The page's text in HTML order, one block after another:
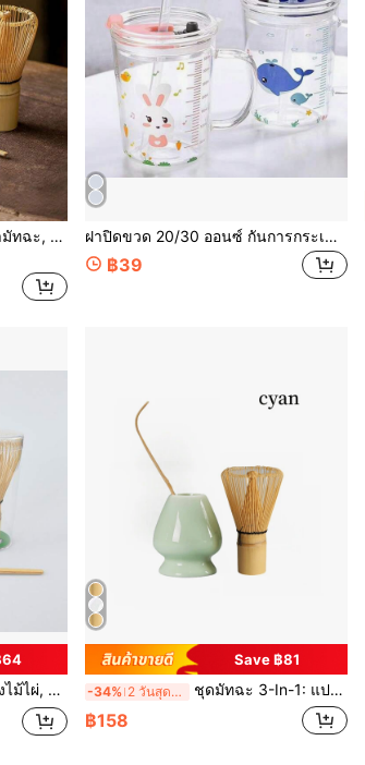
ชุดอุปกรณ์และเครื่องมือชงชามัทฉะ, ตัวผสมผงชามัทฉะทำมือไม้ไผ่, ช้อนชามัทฉะ และพายชา สำหรับผู้หลงใหลในชา ใช้ในครัวเรือน และร้านอาหาร, ของขวัญสำหรับเพื่อน แฟน แฟนสาว วันแม่ ฝาปิดขวด 20/30 ออนซ์ กันการกระเด็นและหกเรียบง่าย พลาสติก สำหรับแก้ว Ozark Trail RTIC Tumbler หลายสี
฿39
64
วันเกิด, ของขวัญกลับโรงเรียน
Save ฿81
-34% 2 วันสุดท้าย ชุดมัทฉะ 3-In-1: แปรงไม้ไผ่, ช้อนชา, ชามเซรามิก, ชุดน้ำชาสไตล์เปลี่ยนผ่าน, เครื่องมือและอุปกรณ์ชงชาที่บ้าน, ของขวัญวันเกิด, ของขวัญกลับโรงเรียน
฿158